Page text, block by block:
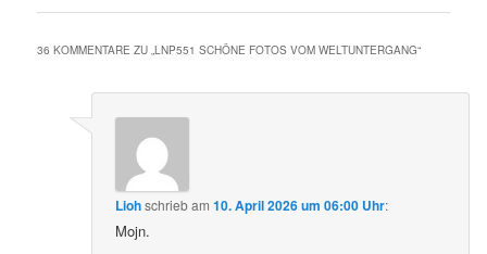
36 KOMMENTARE ZU „LNP551 SCHÖNE FOTOS VOM WELTUNTERGANG“
Liohschriebam10. April 2026 um 06:00 Uhr:
Mojn.